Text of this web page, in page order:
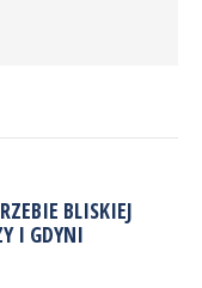
BLISKIEJ
I GDYNI